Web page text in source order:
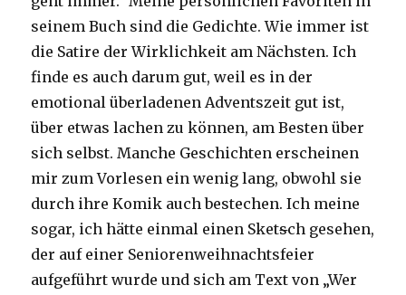
seinem Buch sind die Gedichte. Wie immer ist
die Satire der Wirklichkeit am Nächsten. Ich
finde es auch darum gut, weil es in der
emotional überladenen Adventszeit gut ist,
über etwas lachen zu können, am Besten über
sich selbst. Manche Geschichten erscheinen
mir zum Vorlesen ein wenig lang, obwohl sie
durch ihre Komik auch bestechen. Ich meine
sogar, ich hätte einmal einen Sketsch gesehen,
der auf einer Seniorenweihnachtsfeier
aufgeführt wurde und sich am Text von „Wer